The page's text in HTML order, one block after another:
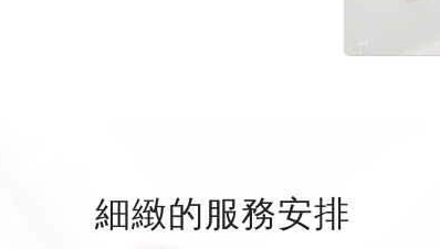
細緻的服務安排